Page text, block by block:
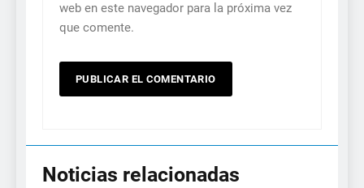
web en este navegador para la próxima vez
que comente.
Noticias relacionadas